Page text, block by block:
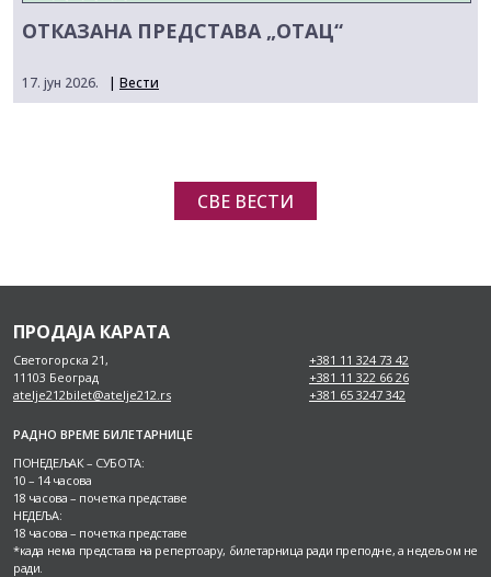
ОТКАЗАНА ПРЕДСТАВА „ОТАЦ“
17. јун 2026. | Вести
СВЕ ВЕСТИ
ПРОДАЈА КАРАТА
Светогорска 21,
11103 Београд
atelje212bilet@atelje212.rs
+381 11 324 73 42
+381 11 322 66 26
+381 65 3247 342
РАДНО ВРЕМЕ БИЛЕТАРНИЦЕ
ПОНЕДЕЉАК – СУБОТА:
10 – 14 часова
18 часова – почетка представе
НЕДЕЉА:
18 часова – почетка представе
*када нема представа на репертоару, билетарница ради преподне, а недељом не
ради.